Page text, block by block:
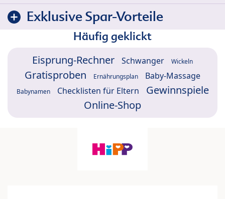
Exklusive Spar-Vorteile
Häufig geklickt
Eisprung-Rechner Schwanger Wickeln
Gratisproben Ernährungsplan Baby-Massage
Babynamen Checklisten für Eltern
Gewinnspiele
Online-Shop